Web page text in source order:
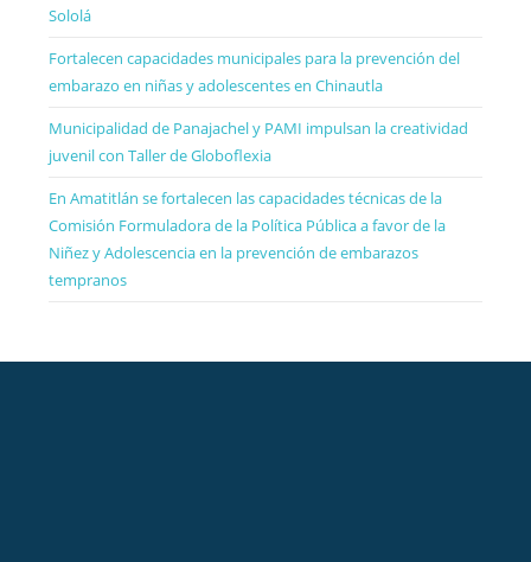
Sololá
Fortalecen capacidades municipales para la prevención del
embarazo en niñas y adolescentes en Chinautla
Municipalidad de Panajachel y PAMI impulsan la creatividad
juvenil con Taller de Globoflexia
En Amatitlán se fortalecen las capacidades técnicas de la
Comisión Formuladora de la Política Pública a favor de la
Niñez y Adolescencia en la prevención de embarazos
tempranos